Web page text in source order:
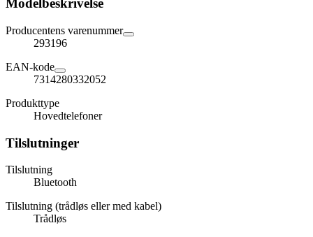
Modelbeskrivelse
Producentens varenummer
293196
EAN-kode
7314280332052
Produkttype
Hovedtelefoner
Tilslutninger
Tilslutning
Bluetooth
Tilslutning (trådløs eller med kabel)
Trådløs